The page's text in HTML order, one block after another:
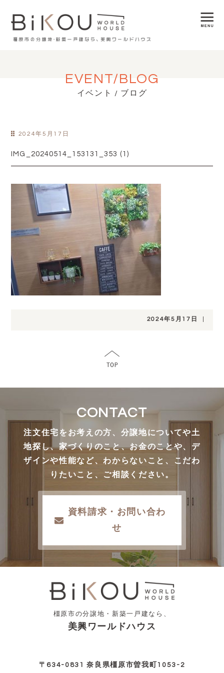
EVENT/BLOG
イベント / ブログ
2024年5月17日
IMG_20240514_153131_353 (1)
2024年5月17日
CONTACT
注文住宅をお考えの方、分譲地についてや土
地探し、家づくりのこと、お金のことや、デ
ザインや性能など、わからないこと、こだわ
りたいこと、ご相談ください。
資料請求・お問い合わ
せ
橿原市の分譲地・新築一戸建なら、
美興ワールドハウス
〒634-0831 奈良県橿原市曽我町1053-2